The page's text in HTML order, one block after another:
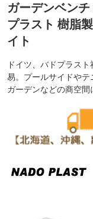
ガーデンベン
プラスト 樹脂
イト
ドイツ、バドプラス
易。プールサイドや
ガーデンなどの商空間